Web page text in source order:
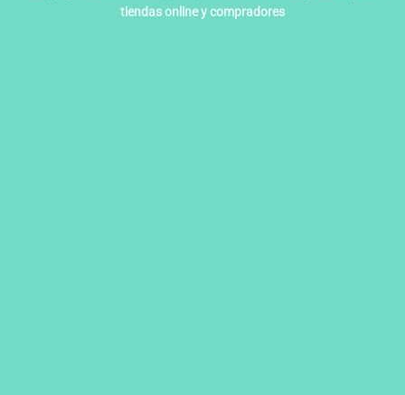
tiendas online y compradores